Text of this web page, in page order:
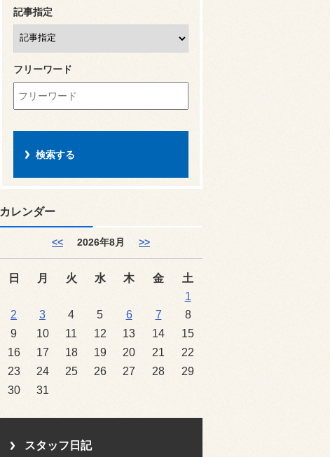
記事指定
フリーワード
カレンダー
<< 2026年8月 >>
日 月 火 水 木 金
土
1
2
3 4 5 6 7
8
9
10 11 12 13 14
15
16
17 18 19 20 21
22
23
24 25 26 27 28
29
30
31
スタッフ日記